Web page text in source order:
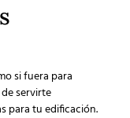
si fuera para
servirte
para tu edificación.